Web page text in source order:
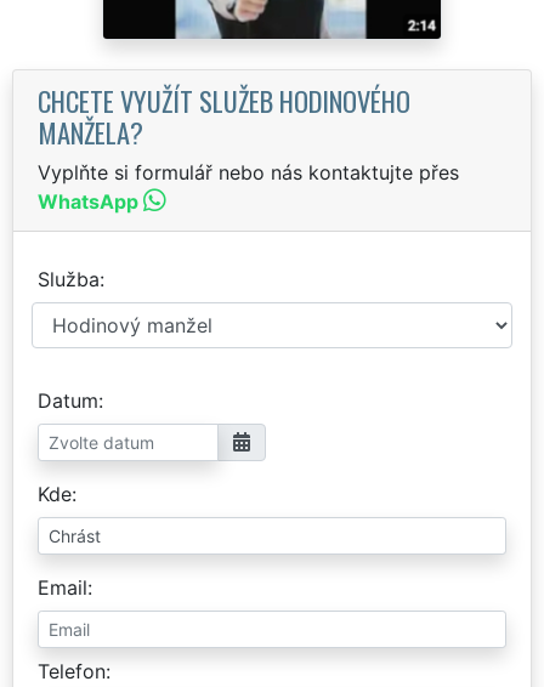
CHCETE VYUŽÍT SLUŽEB HODINOVÉHO
MANŽELA?
Vyplňte si formulář nebo nás kontaktujte přes
WhatsApp
Služba
Datum
Kde
Email
Telefon